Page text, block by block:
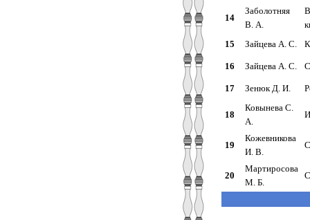
14
Заболотняя
В. А.
15
Зайцева А. С.
16 Зайцева А. С.
17 Зенюк Д. И.
18
Ковынева С.
А.
19
Кожевникова
И. В.
20
Мартиросова
М. Б.